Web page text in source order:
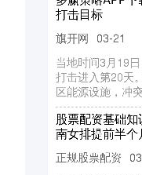
后走下坡；想要
正规在线配资公司
虎扑03月14日讯
扬-谢尔基。 [流
解，我和瓜帅的
正规股票配资
股票加杠杆
收藏！
58配资 以军